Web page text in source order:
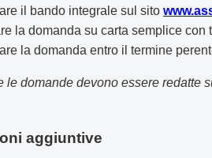
il bando integrale sul sito
la domanda su carta semplice con
la domanda entro il termine
le domande devono essere redatte
aggiuntive